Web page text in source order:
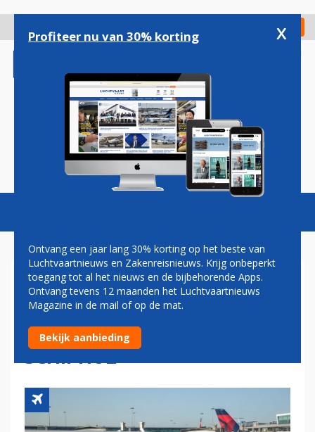
gaan
Check in
Magazine Podcasts Vacatures
VIGGO NEEMT
GRONDAFHANDELING DELTA
AIR LINES OVER OP
SCHIPHOL
Profiteer nu van 30% korting x
Ontvang een jaar lang 30% korting op het beste van
Luchtvaartnieuws en Zakenreisnieuws. Krijg onbeperkt
toegang tot al het nieuws en de bijbehorende Apps.
Ontvang tevens 12 maanden het Luchtvaartnieuws
Magazine in de mail of op de mat.
Bekijk aanbieding